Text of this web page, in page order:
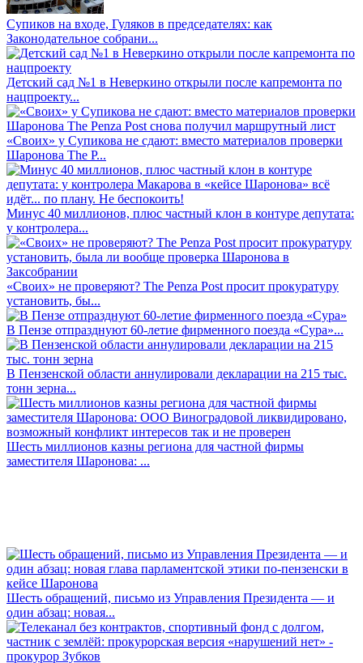
Супиков на входе, Гуляков в председателях: как
Законодательное собрани...
Детский сад №1 в Неверкино открыли после капремонта по
нацпроекту...
«Своих» у Супикова не сдают: вместо материалов проверки
Шаронова The P...
Минус 40 миллионов, плюс частный клон в контуре депутата:
у контролера...
«Своих» не проверяют? The Penza Post просит прокуратуру
установить, бы...
В Пензе отпразднуют 60-летие фирменного поезда «Сура»...
В Пензенской области аннулировали декларации на 215 тыс.
тонн зерна...
Шесть миллионов казны региона для частной фирмы
заместителя Шаронова: ...
Шесть обращений, письмо из Управления Президента — и
один абзац: новая...